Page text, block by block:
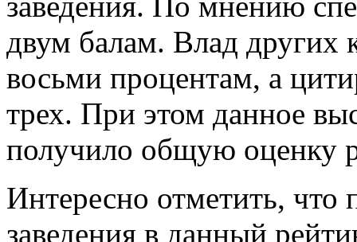
двум балам. Влад других
восьми процентам, а
трех. При этом данное
получило общую оценку
Интересно отметить,
заведения в данный